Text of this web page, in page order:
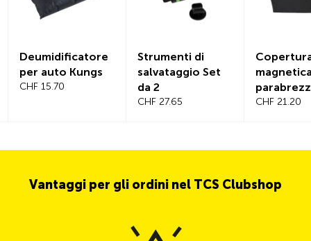
Deumidificatore
per auto Kungs
CHF 15.70
Strumenti di
salvataggio Set
da 2
CHF 27.65 CHF 21.20
Vantaggi per gli ordini nel TCS Clubshop